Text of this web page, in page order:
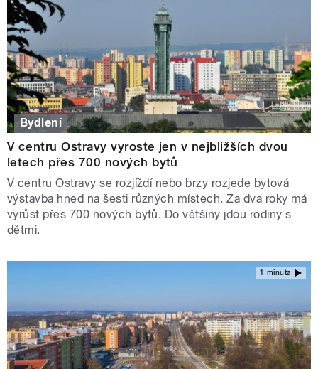
Bydlení
V centru Ostravy vyroste jen v nejbližších dvou
letech přes 700 nových bytů
V centru Ostravy se rozjíždí nebo brzy rozjede bytová
výstavba hned na šesti různých místech. Za dva roky má
vyrůst přes 700 nových bytů. Do většiny jdou rodiny s
dětmi.
1 minuta